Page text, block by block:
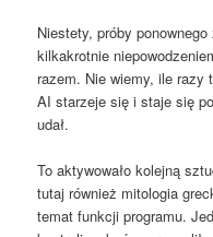
Niestety, próby
kilkakrotnie
razem. Nie wiemy, ile razy
AI starzeje się i staje się
udał.
To aktywowało kolejną
tutaj również mitologia
temat funkcji programu.